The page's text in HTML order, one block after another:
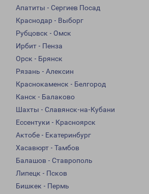
Апатиты - Сергиев Посад
Краснодар - Выборг
Рубцовск - Омск
Ирбит - Пенза
Орск - Брянск
Рязань - Алексин
Краснокаменск - Белгород
Канск - Балаково
Шахты - Славянск-на-Кубани
Ессентуки - Красноярск
Актобе - Екатеринбург
Хасавюрт - Тамбов
Балашов - Ставрополь
Липецк - Псков
Бишкек - Пермь